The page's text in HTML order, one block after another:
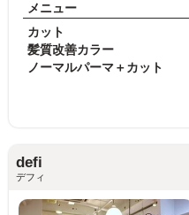
メニュー
カット
髪質改善カラー
ノーマルパーマ＋カット
defi
デフィ